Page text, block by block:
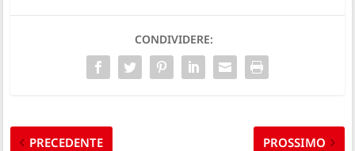
CONDIVIDERE:
PRECEDENTE PROSSIMO